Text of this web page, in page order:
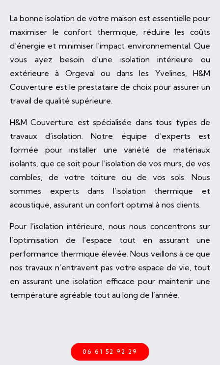
La bonne isolation de votre maison est essentielle pour
maximiser le confort thermique, réduire les coûts
d’énergie et minimiser l’impact environnemental. Que
vous ayez besoin d’une isolation intérieure ou
extérieure à Orgeval ou dans les Yvelines, H&M
Couverture est le prestataire de choix pour assurer un
travail de qualité supérieure.
H&M Couverture est spécialisée dans tous types de
travaux d’isolation. Notre équipe d’experts est
formée pour installer une variété de matériaux
isolants, que ce soit pour l’isolation de vos murs, de vos
combles, de votre toiture ou de vos sols. Nous
sommes experts dans l’isolation thermique et
acoustique, assurant un confort optimal à nos clients.
Pour l’isolation intérieure, nous nous concentrons sur
l’optimisation de l’espace tout en assurant une
performance thermique élevée. Nous veillons à ce que
nos travaux n’entravent pas votre espace de vie, tout
en assurant une isolation efficace pour maintenir une
température agréable tout au long de l’année.
06 61 52 92 29